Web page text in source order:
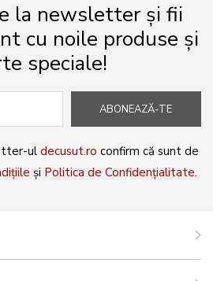
la newsletter și fii
cu noile produse și
speciale!
ABONEAZĂ-TE
uldecusut.ro confirm că sunt de
și Politica de Confidențialitate.